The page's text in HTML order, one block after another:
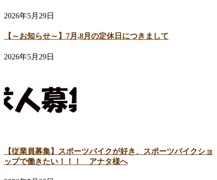
2026年5月29日
【～お知らせ～】7月,8月の定休日につきまして
2026年5月29日
【従業員募集】スポーツバイクが好き、スポーツバイクショ
ップで働きたい！！！ アナタ様へ